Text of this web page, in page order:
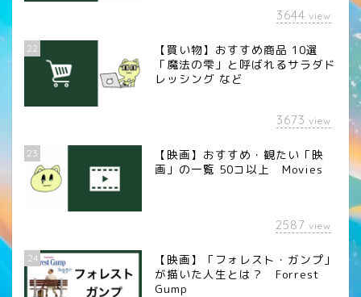
3644 view
22
【買い物】おすすめ商品 10選
「魔法の雫」と呼ばれるサラダド
レッシング など
3673 view
23
【映画】おすすめ・観たい「映
画」の一覧 50コ以上 Movies
2587 view
24
【映画】「フォレスト・ガンプ」
が描いた人生とは？ Forrest
Gump